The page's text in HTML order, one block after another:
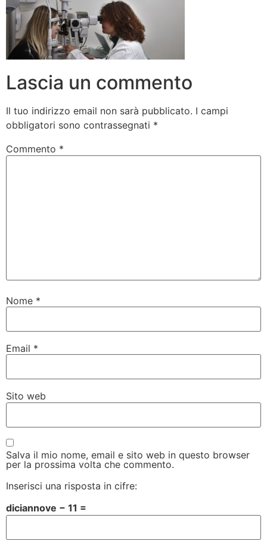
Lascia un commento
Il tuo indirizzo email non sarà pubblicato. I campi
obbligatori sono contrassegnati *
Commento *
Nome *
Email *
Sito web
Salva il mio nome, email e sito web in questo browser
per la prossima volta che commento.
Inserisci una risposta in cifre:
diciannove − 11 =